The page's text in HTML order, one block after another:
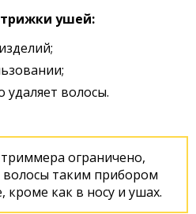
ушей:
удаляет волосы.
ограничено,
волосы таким прибором
кроме как в носу и ушах.